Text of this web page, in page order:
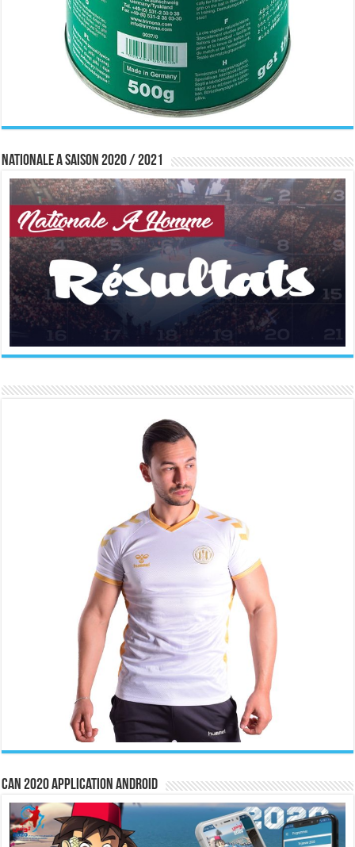
Nationale A saison 2020 / 2021
CAN 2020 Application Android